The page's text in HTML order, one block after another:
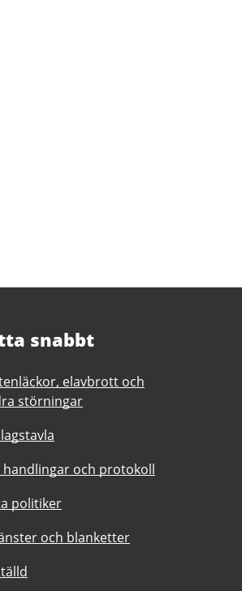
snabbt
elavbrott och
störningar
handlingar och protokoll
politiker
och blanketter